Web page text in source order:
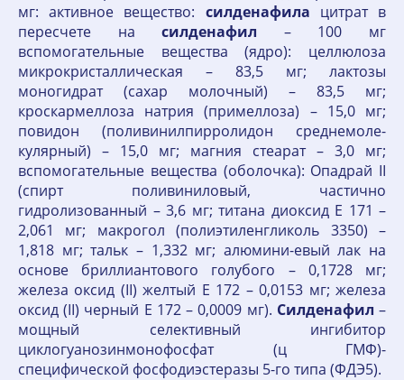
мг: активное вещество: силденафила цитрат в
пересчете насилденафил – 100 мг
вспомогательные вещества (ядро): целлюлоза
микрокристаллическая – 83,5 мг; лактозы
моногидрат (сахар молочный) – 83,5 мг;
кроскармеллоза натрия (примеллоза) – 15,0 мг;
повидон (поливинилпирролидон среднемоле-
кулярный) – 15,0 мг; магния стеарат – 3,0 мг;
вспомогательные вещества (оболочка): Опадрай II
(спирт поливиниловый, частично
гидролизованный – 3,6 мг; титана диоксид Е 171 –
2,061 мг; макрогол (полиэтиленгликоль 3350) –
1,818 мг; тальк – 1,332 мг; алюмини-евый лак на
основе бриллиантового голубого – 0,1728 мг;
железа оксид (II) желтый Е 172 – 0,0153 мг; железа
оксид (II) черный Е 172 – 0,0009 мг). Силденафил –
мощный селективный ингибитор
циклогуанозинмонофосфат (ц ГМФ)-
специфической фосфодиэстеразы 5-го типа (ФДЭ5).